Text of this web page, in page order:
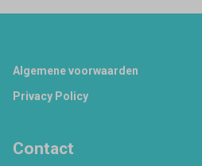
Footer
Algemene voorwaarden
Privacy Policy
Contact